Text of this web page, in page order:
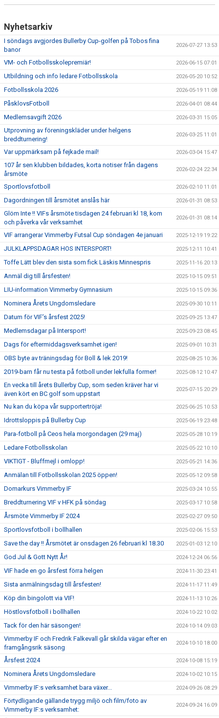
Nyhetsarkiv
I söndags avgjordes Bullerby Cup-golfen på Tobos fina
banor
2026-07-27 13:53
VM- och Fotbollsskolepremiär! 2026-06-15 07:01
Utbildning och info ledare Fotbollsskola 2026-05-20 10:52
Fotbollsskola 2026 2026-05-19 11:08
PåsklovsFotboll 2026-04-01 08:44
Medlemsavgift 2026 2026-03-31 15:05
Utprovning av föreningskläder under helgens
breddturnering!
2026-03-25 11:01
Var uppmärksam på fejkade mail! 2026-03-04 15:47
107 år sen klubben bildades, korta notiser från dagens
årsmöte
2026-02-24 22:34
Sportlovsfotboll 2026-02-10 11:01
Dagordningen till årsmötet anslås här 2026-01-31 08:53
Glöm Inte !! VIFs årsmöte tisdagen 24 februari kl 18, kom
och påverka vår verksamhet
2026-01-31 08:14
VIF arrangerar Vimmerby Futsal Cup söndagen 4e januari 2025-12-19 19:22
JULKLAPPSDAGAR HOS INTERSPORT! 2025-12-11 10:41
Toffe Lätt blev den sista som fick Läskis Minnespris 2025-11-16 20:13
Anmäl dig till årsfesten! 2025-10-15 09:51
LIU-information Vimmerby Gymnasium 2025-10-15 09:36
Nominera Årets Ungdomsledare 2025-09-30 10:11
Datum för VIF’s årsfest 2025! 2025-09-25 13:47
Medlemsdagar på Intersport! 2025-09-23 08:45
Dags för eftermiddagsverksamhet igen! 2025-09-01 10:31
OBS byte av träningsdag för Boll & lek 2019! 2025-08-25 10:36
2019-barn får nu testa på fotboll under lekfulla former! 2025-08-12 10:47
En vecka till årets Bullerby Cup, som seden kräver har vi
även kört en BC golf som uppstart
2025-07-15 20:29
Nu kan du köpa vår supportertröja! 2025-06-25 10:53
Idrottsloppis på Bullerby Cup 2025-06-19 23:48
Para-fotboll på Ceos hela morgondagen (29 maj) 2025-05-28 10:19
Ledare Fotbollsskolan 2025-05-22 10:10
VIKTIGT - Bluffmejl i omlopp! 2025-05-21 14:36
Anmälan till Fotbollsskolan 2025 öppen! 2025-05-12 09:58
Domarkurs Vimmerby IF 2025-03-24 10:55
Breddturnering VIF v HFK på söndag 2025-03-17 10:58
Årsmöte Vimmerby IF 2024 2025-02-27 09:50
Sportlovsfotboll i bollhallen 2025-02-06 15:53
Save the day !! Årsmötet är onsdagen 26 februari kl 18.30 2025-01-03 12:10
God Jul & Gott Nytt År! 2024-12-24 06:56
VIF hade en go årsfest förra helgen 2024-11-30 23:41
Sista anmälningsdag till årsfesten! 2024-11-17 11:49
Köp din bingolott via VIF! 2024-11-13 10:26
Höstlovsfotboll i bollhallen 2024-10-22 10:02
Tack för den här säsongen! 2024-10-14 09:03
Vimmerby IF och Fredrik Falkevall går skilda vägar efter en
framgångsrik säsong
2024-10-10 18:00
Årsfest 2024 2024-10-08 15:19
Nominera Årets Ungdomsledare 2024-10-02 10:15
Vimmerby IF:s verksamhet bara växer... 2024-09-26 08:29
Förtydligande gällande trygg miljö och film/foto av
Vimmerby IF:s verksamhet:
2024-09-24 16:09